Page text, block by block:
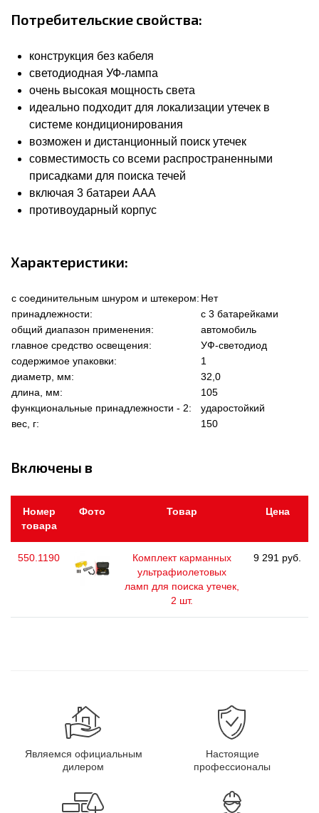
Потребительские свойства:
конструкция без кабеля
светодиодная УФ-лампа
очень высокая мощность света
идеально подходит для локализации утечек в
системе кондиционирования
возможен и дистанционный поиск утечек
совместимость со всеми распространенными
присадками для поиска течей
включая 3 батареи AAA
противоударный корпус
Характеристики:
с соединительным шнуром и штекером: Нет
принадлежности:
с 3 батарейками
общий диапазон применения:
автомобиль
главное средство освещения:
УФ-светодиод
содержимое упаковки:
1
диаметр, мм:
32,0
длина, мм:
105
функциональные принадлежности - 2:
ударостойкий
вес, г:
150
Включены в
Номер
товара
Фото Товар Цена
550.1190
Комплект карманных
ультрафиолетовых
ламп для поиска утечек,
2 шт.
9 291 руб.
Являемся официальным
дилером
Настоящие
профессионалы